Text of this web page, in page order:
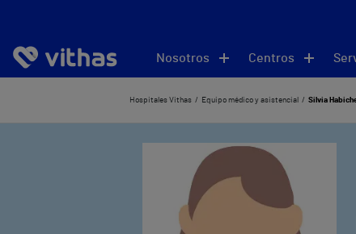
Nosotros Centros
Hospitales Vithas Equipo médico y asistencial Silvia